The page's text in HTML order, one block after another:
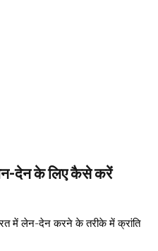
देन के लिए कैसे करें
में लेन-देन करने के तरीके में क्रांति